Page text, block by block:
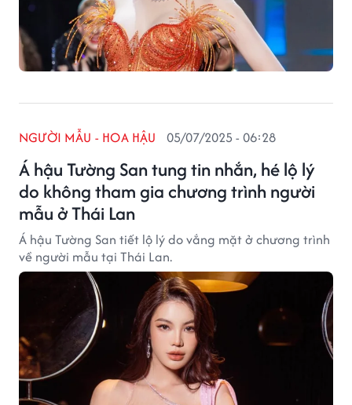
Á hậu Tường San tung tin nhắn, hé lộ lý
do không tham gia chương trình người
mẫu ở Thái Lan
NGƯỜI MẪU - HOA HẬU 05/07/2025 - 06:28
Á hậu Tường San tiết lộ lý do vắng mặt ở chương trình
về người mẫu tại Thái Lan.